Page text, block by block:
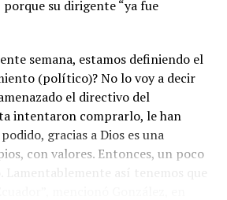
su dirigente “ya fue
semana, estamos definiendo el
(político)? No lo voy a decir
el directivo del
intentaron comprarlo, le han
gracias a Dios es una
con valores. Entonces, un poco
Lamentablemente así tenemos que